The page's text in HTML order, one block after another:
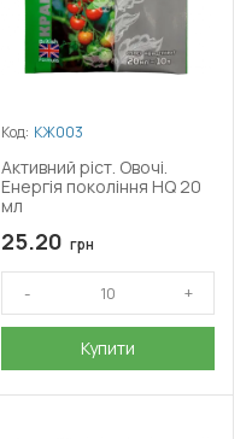
Код: КЖ003
Активний ріст. Овочі.
Енергія покоління HQ 20
мл
25.20 грн
Купити